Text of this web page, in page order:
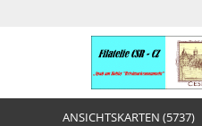
ANSICHTSKARTEN (5737)